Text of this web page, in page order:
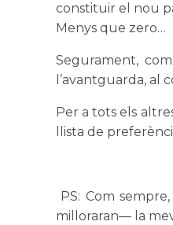
constituir el nou
Menys que zero…
Segurament,
l’avantguarda,
Per a tots els
llista de
PS: Com
milloraran— la